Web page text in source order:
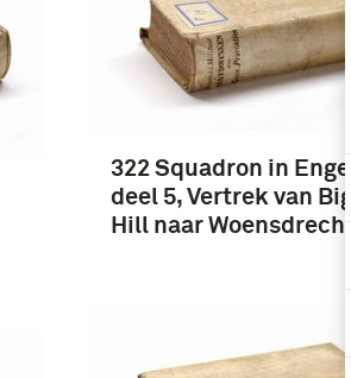
322 Squadron in
deel 5, Vertrek van
Hill naar